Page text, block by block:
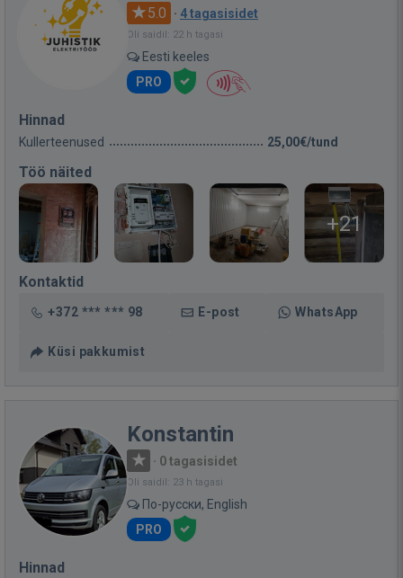
5.0 · 4 tagasisidet
Oli saidil: 22 h tagasi
Eesti keeles
PRO
Hinnad
Kullerteenused 25,00€/tund
Töö näited
+21
Kontaktid
+372 *** *** 98 E-post WhatsApp
Küsi pakkumist
Konstantin
· 0 tagasisidet
Oli saidil: 23 h tagasi
По-русски, English
PRO
Hinnad